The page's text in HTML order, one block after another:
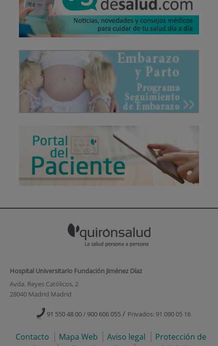
Hospital Universitario Fundación Jiménez Díaz
Avda. Reyes Católicos, 2
28040 Madrid Madrid
91 550 48 00 / 900 606 055 / Privados: 91 090 05 16
Contacto Mapa Web Aviso legal
Protección de